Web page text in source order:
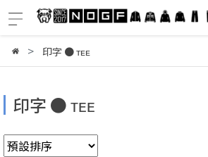
印字 ● ᴛᴇᴇ
印字 ● ᴛᴇᴇ